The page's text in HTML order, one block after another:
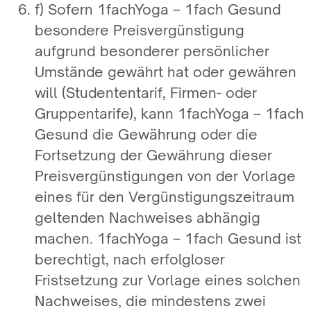
f) Sofern 1fachYoga – 1fach Gesund
besondere Preisvergünstigung
aufgrund besonderer persönlicher
Umstände gewährt hat oder gewähren
will (Studententarif, Firmen- oder
Gruppentarife), kann 1fachYoga – 1fach
Gesund die Gewährung oder die
Fortsetzung der Gewährung dieser
Preisvergünstigungen von der Vorlage
eines für den Vergünstigungszeitraum
geltenden Nachweises abhängig
machen. 1fachYoga – 1fach Gesund ist
berechtigt, nach erfolgloser
Fristsetzung zur Vorlage eines solchen
Nachweises, die mindestens zwei